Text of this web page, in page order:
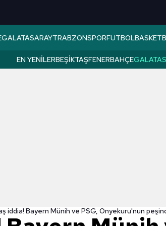
GALATASARAYTRABZONSPORFUTBOL
EN YENILERBEŞIKTAŞFENERBAHÇE
iddia! Bayern Münih ve PSG, Onyekuru'nun